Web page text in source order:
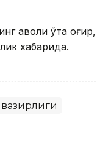
аҳволи ўта оғир,
хабарида.